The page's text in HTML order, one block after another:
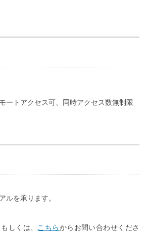
ートアクセス可、同時アクセス数無制限
ルを承ります。
もしくは、 こちらからお問い合わせくださ